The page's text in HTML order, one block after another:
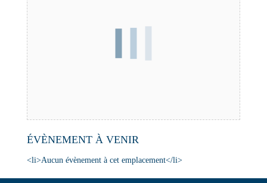
ÉVÈNEMENT À VENIR
<li>Aucun évènement à cet emplacement</li>